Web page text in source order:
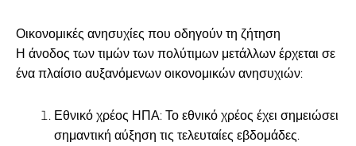
Οικονομικές ανησυχίες που οδηγούν τη ζήτηση
Η άνοδος των τιμών των πολύτιμων μετάλλων έρχεται σε
ένα πλαίσιο αυξανόμενων οικονομικών ανησυχιών:
Εθνικό χρέος ΗΠΑ: Το εθνικό χρέος έχει σημειώσει
σημαντική αύξηση τις τελευταίες εβδομάδες.